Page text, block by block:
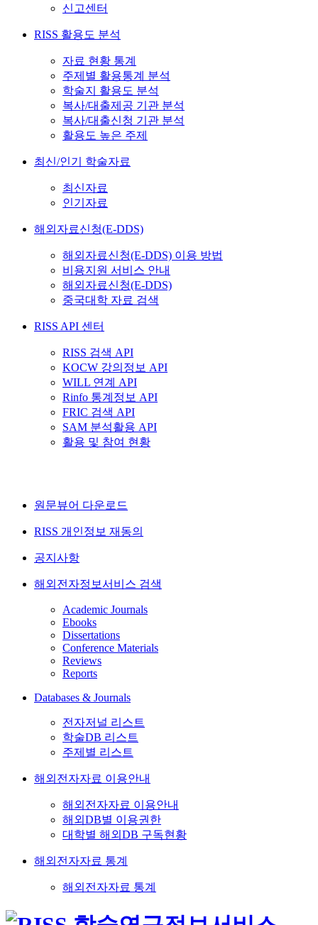
신고센터
RISS 활용도 분석
자료 현황 통계
주제별 활용통계 분석
학술지 활용도 분석
복사/대출제공 기관 분석
복사/대출신청 기관 분석
활용도 높은 주제
최신/인기 학술자료
최신자료
인기자료
해외자료신청(E-DDS)
해외자료신청(E-DDS) 이용 방법
비용지원 서비스 안내
해외자료신청(E-DDS)
중국대학 자료 검색
RISS API 센터
RISS 검색 API
KOCW 강의정보 API
WILL 연계 API
Rinfo 통계정보 API
FRIC 검색 API
SAM 분석활용 API
활용 및 참여 현황
원문뷰어 다운로드
RISS 개인정보 재동의
공지사항
해외전자정보서비스 검색
Academic Journals
Ebooks
Dissertations
Conference Materials
Reviews
Reports
Databases & Journals
전자저널 리스트
학술DB 리스트
주제별 리스트
해외전자자료 이용안내
해외전자자료 이용안내
해외DB별 이용권한
대학별 해외DB 구독현황
해외전자자료 통계
해외전자자료 통계